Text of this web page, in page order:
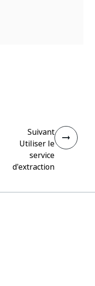
Suivant
Utiliser le
service
d'extraction